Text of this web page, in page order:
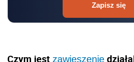
Zapisz się
Czym jest zawieszenie